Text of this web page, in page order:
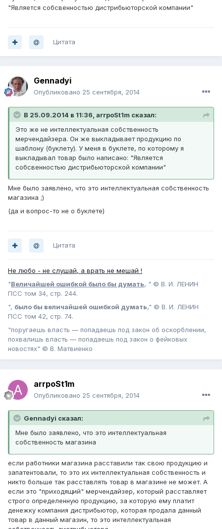
"Является собсвенностью дистрибьюторской компании"
Цитата
Gennadyi
Опубликовано 25 сентября, 2014
В 25.09.2014 в 11:36, arrpoSt1m сказал:
Это же не интеллектуальная собственность
мерчендайзера. Он же выкладывает продукцию по
шаблону (буклету). У меня в буклете, по которому я
выкладывал товар было написано: "Является
собсвенностью дистрибьюторской компании"
Мне было заявлено, что это интеллектуальная собственность
магазина ;)
(да и вопрос-то не о буклете)
Цитата
Не любо - не слушай, а врать не мешай !
"Величайшей ошибкой было бы думать, " © В. И. ЛЕНИН
ПСС том 34, стр. 244.
", было бы величайшей ошибкой думать," © В. И. ЛЕНИН
ПСС том 42, стр. 74.
"поругаешь власть — попадаешь под закон об оскорблении,
похвалишь власть — попадаешь под закон о фейковых
новостях" © В. Матвиенко
arrpoSt1m
Опубликовано 25 сентября, 2014
Gennadyi сказал:
Мне было заявлено, что это интеллектуальная
собственность магазина
если работники магазина расставили так свою продукцию и
запатентовали, то это их интеллектуальная собственность и
никто больше так расставлять товар в магазине не может. А
если это "приходящий" мерчендайзер, который расставляет
строго определенную продукцию, за которую ему платит
денежку компания дистрибьютор, которая продала данный
товар в данный магазин, то это интеллектуальная